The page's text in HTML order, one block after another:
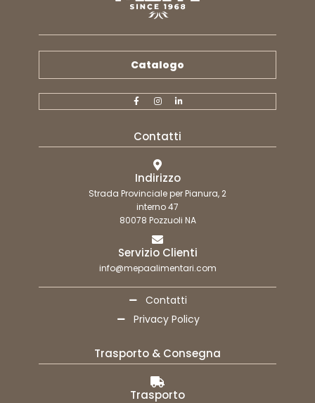
Catalogo
Contatti
Indirizzo
Strada Provinciale per Pianura, 2
interno 47
80078 Pozzuoli NA
Servizio Clienti
info@mepaalimentari.com
Contatti
Privacy Policy
Trasporto & Consegna
Trasporto